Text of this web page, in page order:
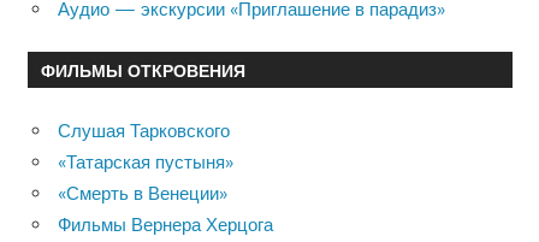
Аудио — экскурсии «Приглашение в парадиз»
ФИЛЬМЫ ОТКРОВЕНИЯ
Слушая Тарковского
«Татарская пустыня»
«Смерть в Венеции»
Фильмы Вернера Херцога